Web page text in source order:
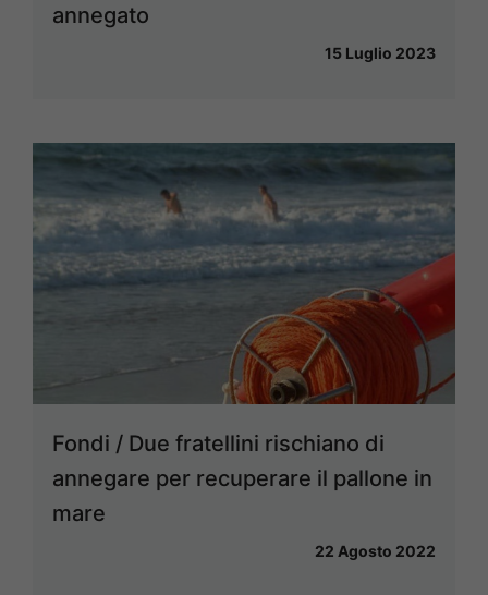
annegato
15 Luglio 2023
Fondi / Due fratellini rischiano di
annegare per recuperare il pallone in
mare
22 Agosto 2022